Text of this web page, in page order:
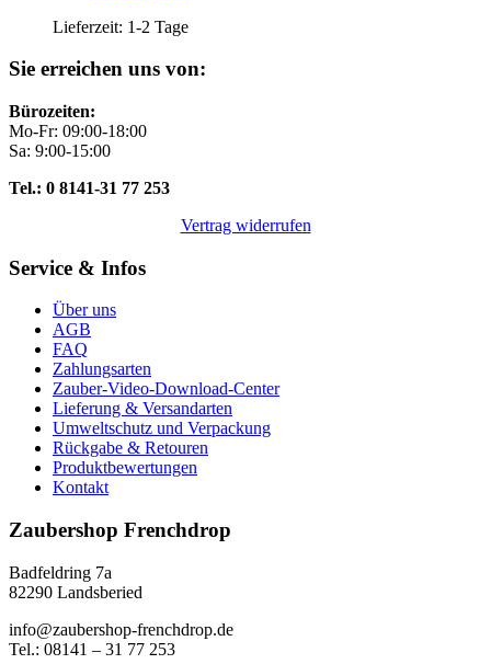
Lieferzeit: 1-2 Tage
Sie erreichen uns von:
Bürozeiten:
Mo-Fr: 09:00-18:00
Sa: 9:00-15:00
Tel.: 0 8141-31 77 253
Vertrag widerrufen
Service & Infos
Über uns
AGB
FAQ
Zahlungsarten
Zauber-Video-Download-Center
Lieferung & Versandarten
Umweltschutz und Verpackung
Rückgabe & Retouren
Produktbewertungen
Kontakt
Zaubershop Frenchdrop
Badfeldring 7a
82290 Landsberied
info@zaubershop-frenchdrop.de
Tel.: 08141 – 31 77 253